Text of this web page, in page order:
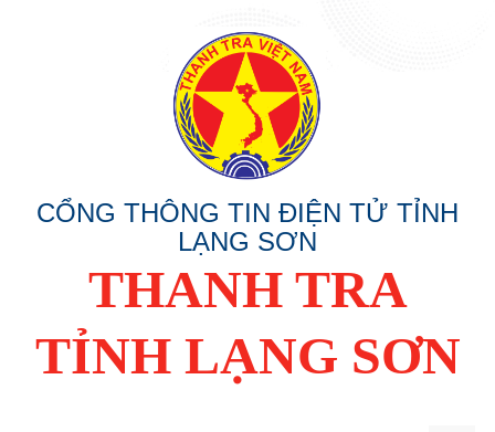
CỔNG THÔNG TIN ĐIỆN TỬ TỈNH
LẠNG SƠN
THANH TRA
TỈNH LẠNG SƠN